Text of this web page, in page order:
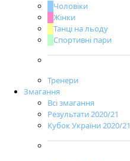
Чоловіки
Жінки
Танці на льоду
Спортивні пари
Тренери
Змагання
Всі змагання
Результати 2020/21
Кубок України 2020/21